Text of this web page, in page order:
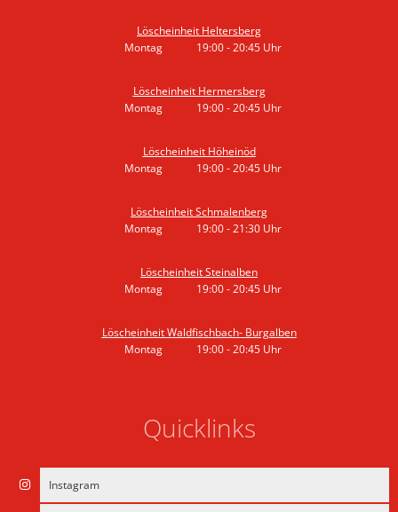
Löscheinheit Heltersberg
Montag
19:00-20:45 Uhr
Löscheinheit Hermersberg
Montag
19:00-20:45 Uhr
Löscheinheit Höheinöd
Montag
19:00-20:45 Uhr
Löscheinheit Schmalenberg
Montag
19:00-21:30 Uhr
Löscheinheit Steinalben
Montag
19:00-20:45 Uhr
Löscheinheit Waldfischbach- Burgalben
Montag
19:00-20:45 Uhr
Quicklinks
Instagram